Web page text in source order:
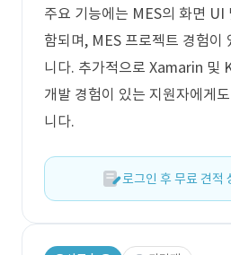
주요 기능에는 MES의 화면 UI
함되며, MES 프로젝트 경험이
니다. 추가적으로 Xamarin
개발 경험이 있는 지원자에게
니다.
로그인 후 무료 견적